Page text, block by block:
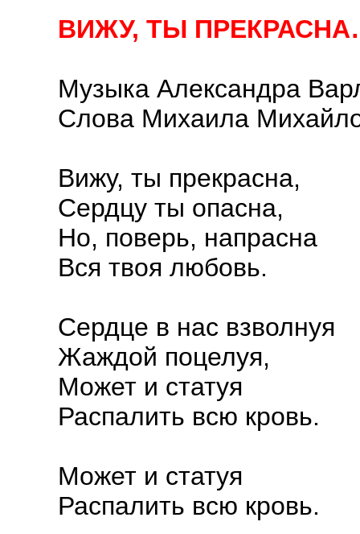
ВИЖУ, ТЫ
Музыка Александра
Слова Михаила
Вижу, ты прекрасна,
Сердцу ты опасна,
Но, поверь, напрасна
Вся твоя любовь.
Сердце в нас взволнуя
Жаждой поцелуя,
Может и статуя
Распалить всю кровь.
Может и статуя
Распалить всю кровь.